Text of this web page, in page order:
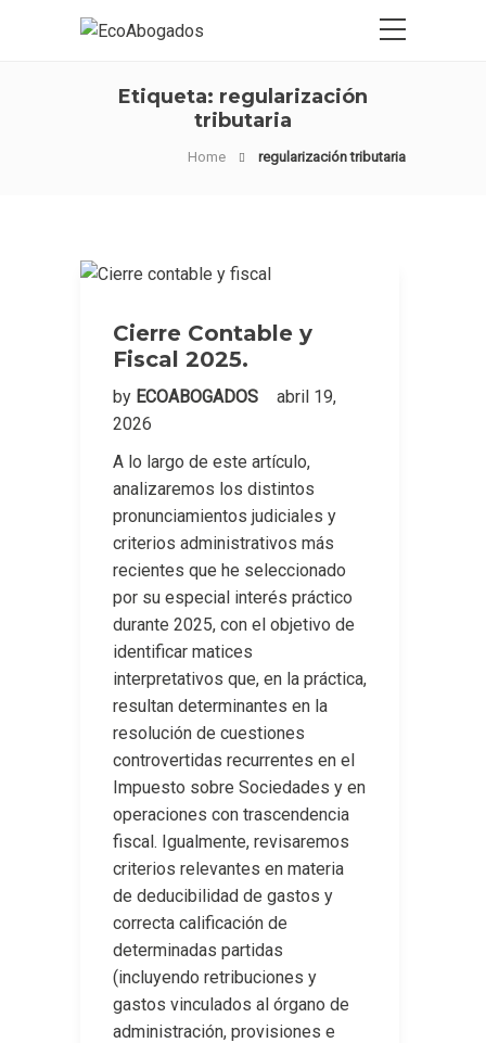
Etiqueta: regularización
tributaria
Home regularización tributaria
Cierre Contable y
Fiscal 2025.
by ECOABOGADOS
abril 19,
2026
A lo largo de este artículo,
analizaremos los distintos
pronunciamientos judiciales y
criterios administrativos más
recientes que he seleccionado
por su especial interés práctico
durante 2025, con el objetivo de
identificar matices
interpretativos que, en la práctica,
resultan determinantes en la
resolución de cuestiones
controvertidas recurrentes en el
Impuesto sobre Sociedades y en
operaciones con trascendencia
fiscal. Igualmente, revisaremos
criterios relevantes en materia
de deducibilidad de gastos y
correcta calificación de
determinadas partidas
(incluyendo retribuciones y
gastos vinculados al órgano de
administración, provisiones e